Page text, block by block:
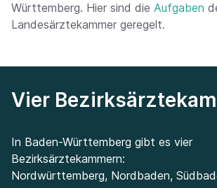
Württemberg. Hier sind die Aufgaben
Landesärztekammer geregelt.
Vier
In Baden-Württemberg gibt es vier
Bezirksärztekammern:
Nordwürttemberg, Nordbaden,